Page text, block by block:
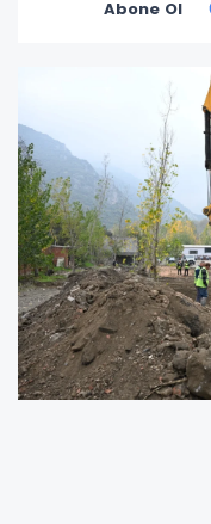
Abone Ol